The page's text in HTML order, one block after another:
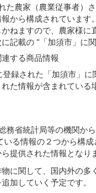
た農家（農業従事者）
から構成されています
ねますので、農家様
記載の "「加須市」に
する商品情報
録された「加須市」
た情報が含まれてい
務省統計局等の機関か
る情報の２つから構
提供された情報となり
に関して、国内外の多
加していく予定です。